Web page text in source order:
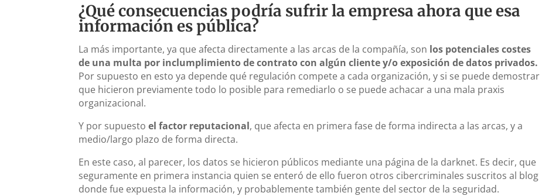
¿Qué consecuencias podría sufrir la empresa ahora que esa
información es pública?
La más importante, ya que afecta directamente a las arcas de la compañía, son los potenciales costes
de una multa por inclumplimiento de contrato con algún cliente y/o exposición de datos privados.
Por supuesto en esto ya depende qué regulación compete a cada organización, y si se puede demostrar
que hicieron previamente todo lo posible para remediarlo o se puede achacar a una mala praxis
organizacional.
Y por supuestoel factor reputacional, que afecta en primera fase de forma indirecta a las arcas, y a
medio/largo plazo de forma directa.
En este caso, al parecer, los datos se hicieron públicos mediante una página de la darknet. Es decir, que
seguramente en primera instancia quien se enteró de ello fueron otros cibercriminales suscritos al blog
donde fue expuesta la información, y probablemente también gente del sector de la seguridad.